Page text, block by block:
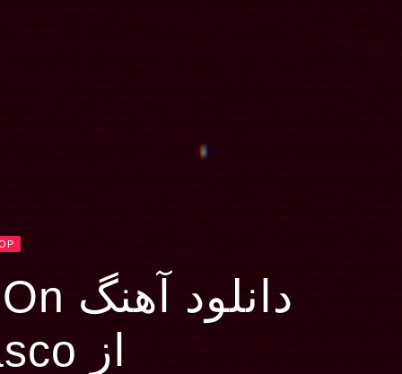
دانلود آهنگ The Show Goes On
از Lupe Fiasco